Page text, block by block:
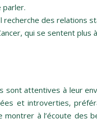
parler.
des relations
qui se sentent plus
sont attentives à leur
et introverties,
à l’écoute des